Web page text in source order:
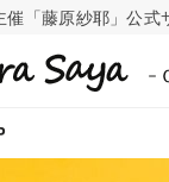
「藤原紗耶」公式